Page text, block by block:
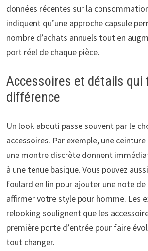
données récentes sur la
indiquent qu’une approche capsule
nombre d’achats annuels tout en
port réel de chaque pièce.
Accessoires et détails qui
différence
Un look abouti passe souvent par le
accessoires. Par exemple, une
une montre discrète donnent
à une tenue basique. Vous pouvez
foulard en lin pour ajouter une note de
affirmer votre style pour homme. Les
relooking soulignent que les
première porte d’entrée pour faire
tout changer.